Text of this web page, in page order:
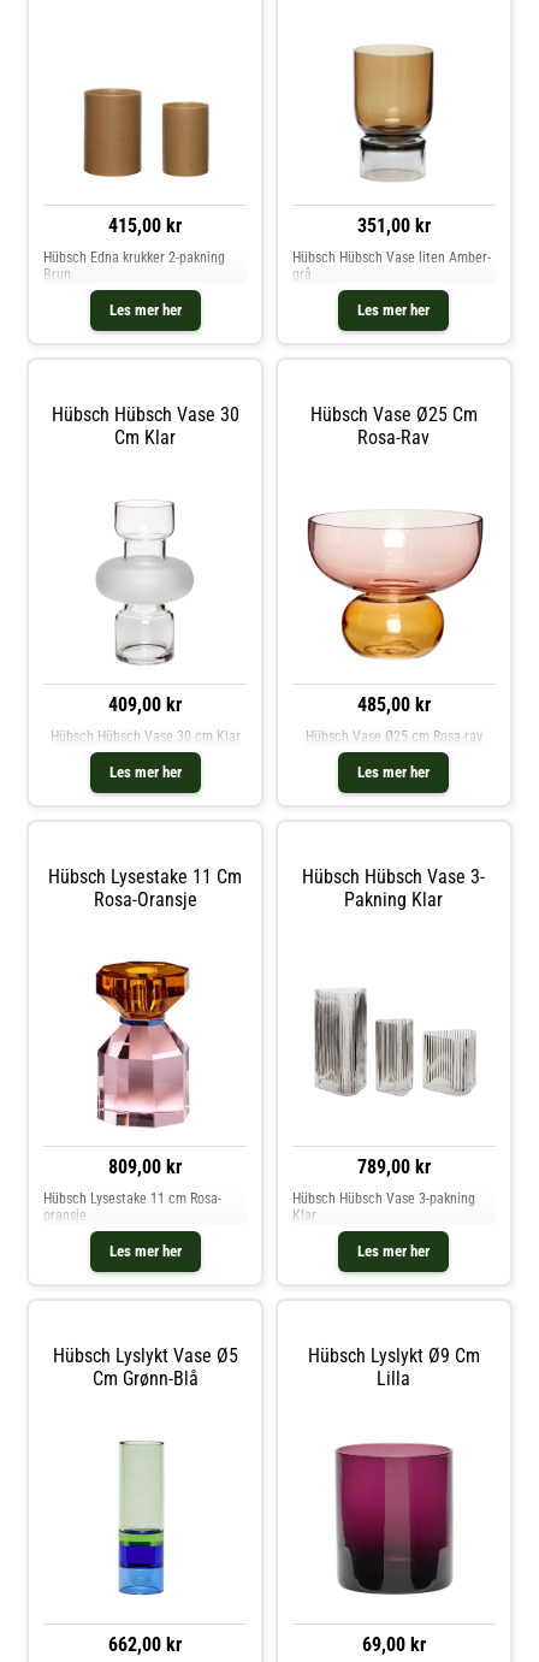
415,00 kr
Les mer her
Hübsch Edna krukker 2-pakning
Brun
351,00 kr
Les mer her
Hübsch Hübsch Vase liten Amber-
grå
Hübsch Hübsch Vase 30
Cm Klar
409,00 kr
Les mer her
Hübsch Hübsch Vase 30 cm Klar
Hübsch Vase Ø25 Cm
Rosa-Rav
485,00 kr
Les mer her
Hübsch Vase Ø25 cm Rosa-rav
Hübsch Lysestake 11 Cm
Rosa-Oransje
809,00 kr
Les mer her
Hübsch Lysestake 11 cm Rosa-
oransje
Hübsch Hübsch Vase 3-
Pakning Klar
789,00 kr
Les mer her
Hübsch Hübsch Vase 3-pakning
Klar
Hübsch Lyslykt Vase Ø5
Cm Grønn-Blå
662,00 kr
Hübsch Lyslykt Ø9 Cm
Lilla
69,00 kr